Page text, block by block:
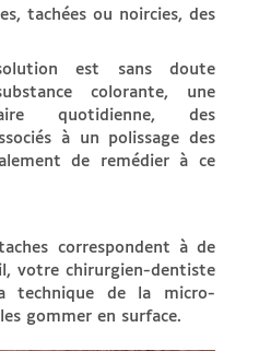
tachées ou noircies, des
est sans doute
colorante, une
quotidienne, des
à un polissage des
de remédier à ce
correspondent à de
votre chirurgien-dentiste
technique de la micro-
gommer en surface.